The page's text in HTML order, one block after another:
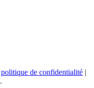
politique de confidentialité |